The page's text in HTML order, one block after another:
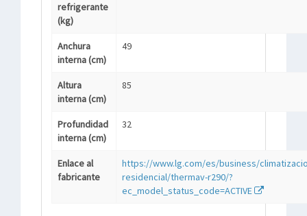
refrigerante
(kg)
Anchura
interna (cm)
49
Altura
interna (cm)
85
Profundidad
interna (cm)
32
Enlace al
fabricante
https://www.lg.com/es/business/
residencial/thermav-r290/?
ec_model_status_code=ACTIVE